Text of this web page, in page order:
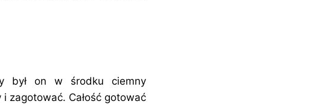
był on w środku ciemny
zagotować. Całość gotować